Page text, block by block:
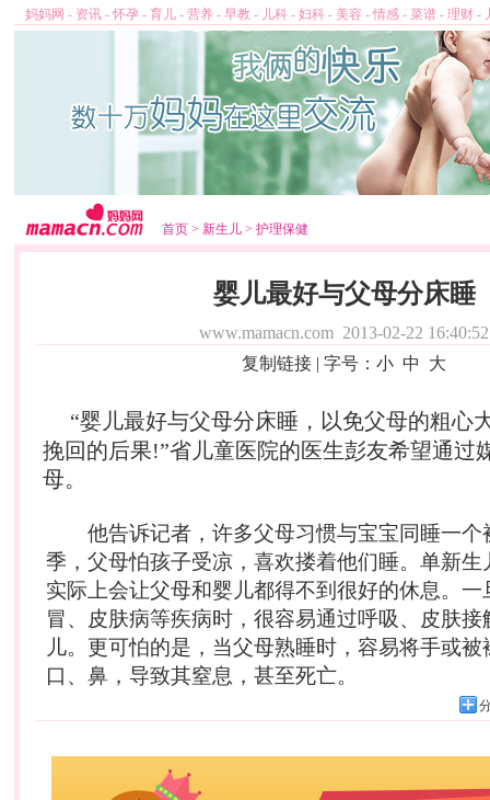
妈妈网 - 资讯 - 怀孕 - 育儿 - 营养 - 早教 - 儿科 - 妇科 - 美容 - 情感 - 菜谱 - 理财 -
首页 > 新生儿 > 护理保健
婴儿最好与父母分床睡
www.mamacn.com 2013-02-22 16:40:52
复制链接 | 字号： 小 中 大
“婴儿最好与父母分床睡，以免父母的粗心
挽回的后果!”省儿童医院的医生彭友希望通过
母。
他告诉记者，许多父母习惯与宝宝同睡一个
季，父母怕孩子受凉，喜欢搂着他们睡。单新生
实际上会让父母和婴儿都得不到很好的休息。一
冒、皮肤病等疾病时，很容易通过呼吸、皮肤接
儿。更可怕的是，当父母熟睡时，容易将手或被
口、鼻，导致其窒息，甚至死亡。